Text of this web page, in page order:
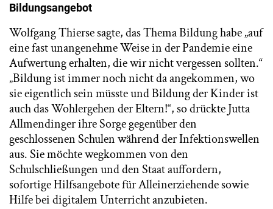
Bildungsangebot
Wolfgang Thierse sagte, das Thema Bildung habe „auf
eine fast unangenehme Weise in der Pandemie eine
Aufwertung erhalten, die wir nicht vergessen sollten.“
„Bildung ist immer noch nicht da angekommen, wo
sie eigentlich sein müsste und Bildung der Kinder ist
auch das Wohlergehen der Eltern!“, so drückte Jutta
Allmendinger ihre Sorge gegenüber den
geschlossenen Schulen während der Infektionswellen
aus. Sie möchte wegkommen von den
Schulschließungen und den Staat auffordern,
sofortige Hilfsangebote für Alleinerziehende sowie
Hilfe bei digitalem Unterricht anzubieten.